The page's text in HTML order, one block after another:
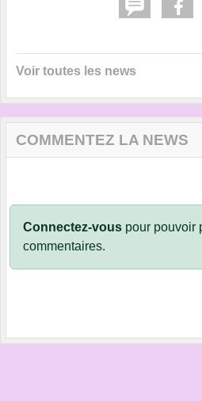
Voir toutes les news
COMMENTEZ LA NEWS
Connectez-vous pour pouvoir
commentaires.